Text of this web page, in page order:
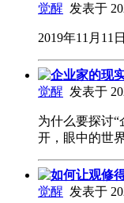
觉醒 发表于
2019年11月11
企业家的现
觉醒 发表于
为什么要探讨
开，眼中的世
如何让观修
觉醒 发表于